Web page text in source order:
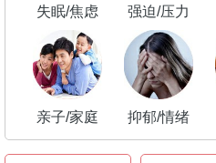
失眠/焦虑 强迫/压力
亲子/家庭 抑郁/情绪